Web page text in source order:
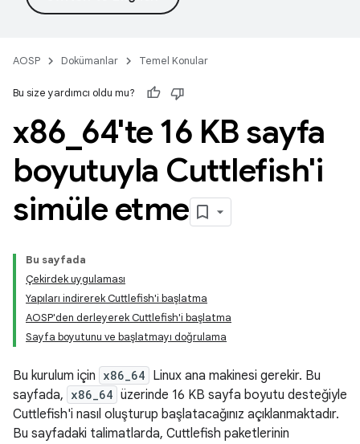
AOSP Dokümanlar Temel Konular
Bu size yardımcı oldu mu?
x86 64'te 16 KB sayfa
boyutuyla Cuttlefish'i
simüle etme
Bu sayfada
Çekirdek uygulaması
Yapıları indirerek Cuttlefish'i başlatma
AOSP'den derleyerek Cuttlefish'i başlatma
Sayfa boyutunu ve başlatmayı doğrulama
Bu kurulum için x86_64 Linux ana makinesi gerekir. Bu
sayfada, x86_64 üzerinde 16 KB sayfa boyutu desteğiyle
Cuttlefish'i nasıl oluşturup başlatacağınız açıklanmaktadır.
Bu sayfadaki talimatlarda, Cuttlefish paketlerinin